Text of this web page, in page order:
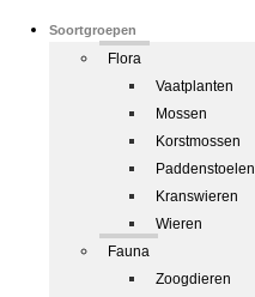
Soortgroepen
Flora
Vaatplanten
Mossen
Korstmossen
Paddenstoelen
Kranswieren
Wieren
Fauna
Zoogdieren